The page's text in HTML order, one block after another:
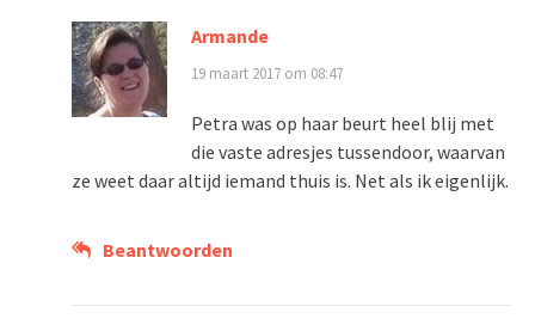
Armande
19 maart 2017 om 08:47
Petra was op haar beurt heel blij met
die vaste adresjes tussendoor, waarvan
ze weet daar altijd iemand thuis is. Net als ik eigenlijk.
Beantwoorden